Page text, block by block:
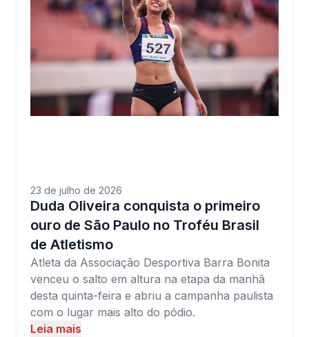
23 de julho de 2026
Duda Oliveira conquista o primeiro
ouro de São Paulo no Troféu Brasil
de Atletismo
Atleta da Associação Desportiva Barra Bonita
venceu o salto em altura na etapa da manhã
desta quinta-feira e abriu a campanha paulista
com o lugar mais alto do pódio.
Leia mais